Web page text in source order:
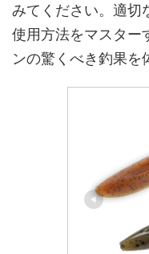
みてください。適切
使用方法をマスター
ンの驚くべき釣果を